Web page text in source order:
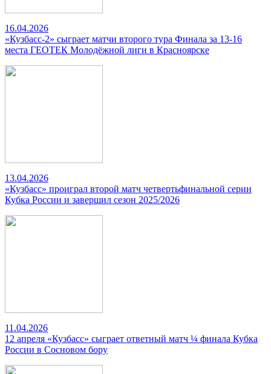
16.04.2026
«Кузбасс-2» сыграет матчи второго тура Финала за 13-16
места ГЕОТЕК Молодёжной лиги в Красноярске
13.04.2026
«Кузбасс» проиграл второй матч четвертьфинальной серии
Кубка России и завершил сезон 2025/2026
11.04.2026
12 апреля «Кузбасс» сыграет ответный матч ¼ финала Кубка
России в Сосновом бору